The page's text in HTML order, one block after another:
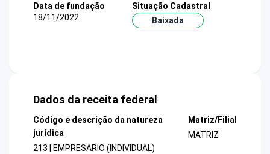
Data de fundação
18/11/2022
Situação Cadastral
Baixada
Dados da receita federal
Código e descrição da natureza
jurídica
213 | EMPRESARIO (INDIVIDUAL)
Matriz/Filial
MATRIZ